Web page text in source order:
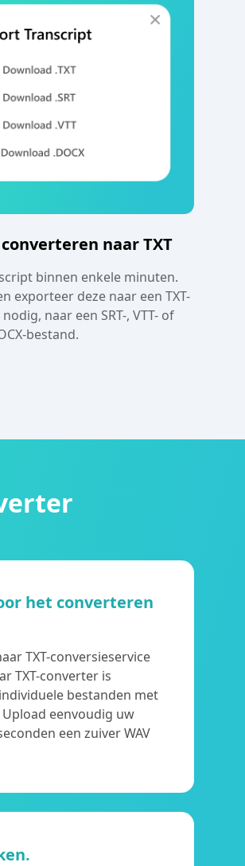
naar TXT
binnen enkele minuten.
exporteer deze naar een TXT-
naar een SRT-, VTT- of
bestand.
het converteren
TXT-conversieservice
TXT-converter is
bestanden met
eenvoudig uw
een zuiver WAV